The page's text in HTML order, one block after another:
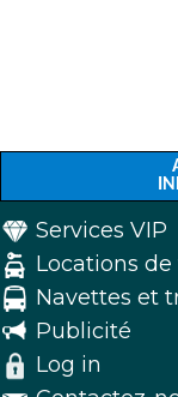
Services VIP
Locations
Navettes et
Publicité
Log in